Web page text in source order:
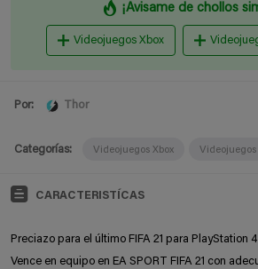
¡Avisame de chollos
Videojuegos Xbox
Por: Thor
Categorías: Videojuegos Xbox Videojuegos
CARACTERISTÍCAS
Preciazo para el último FIFA 21 para PlayStation
Vence en equipo en EA SPORT FIFA 21 con